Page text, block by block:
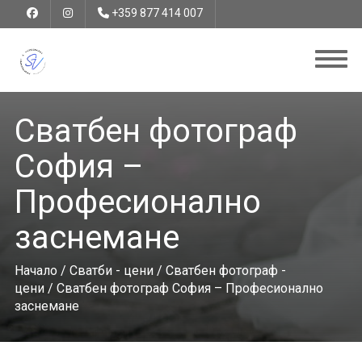
+359 877 414 007
Сватбен фотограф
София –
Професионално
заснемане
Начало / Сватби - цени/ Сватбен фотограф -
цени/ Сватбен фотограф София – Професионално
заснемане